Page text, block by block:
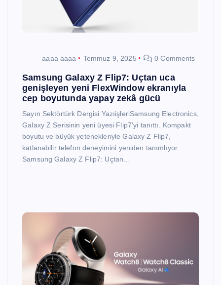
aaaa aaaa Temmuz 9, 2025 0 Comments
Samsung Galaxy Z Flip7: Uçtan uca
genişleyen yeni FlexWindow ekranıyla
cep boyutunda yapay zekâ gücü
Sayın Sektörtürk Dergisi YazıişleriSamsung Electronics,
Galaxy Z Serisinin yeni üyesi Flip7’yi tanıttı. Kompakt
boyutu ve büyük yetenekleriyle Galaxy Z Flip7,
katlanabilir telefon deneyimini yeniden tanımlıyor.
Samsung Galaxy Z Flip7: Uçtan…